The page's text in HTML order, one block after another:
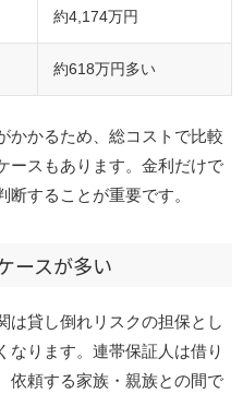
約4,174万円
約618万円多い
かかるため、総コストで比較
ースもあります。金利だけで
することが重要です。
ースが多い
は貸し倒れリスクの担保とし
ります。 連帯保証人は借り
依頼する家族・親族との間で